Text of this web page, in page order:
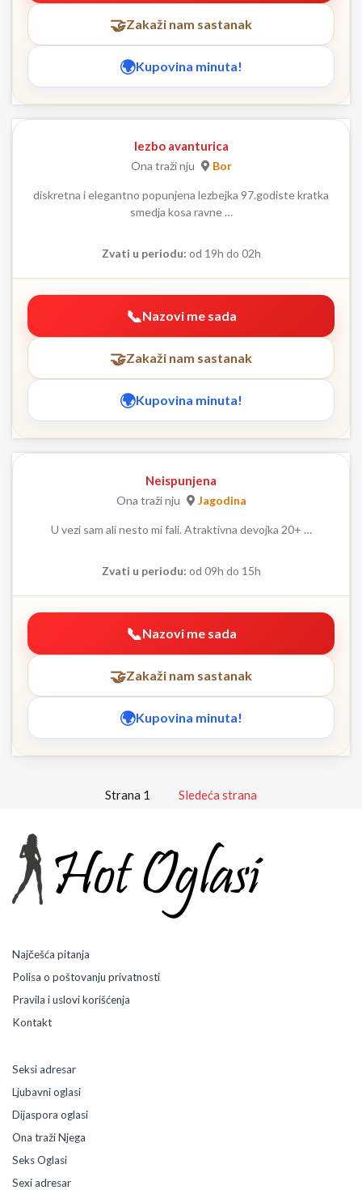
Zakaži nam sastanak
Kupovina minuta!
lezbo avanturica
Ona traži nju Bor
diskretna i elegantno popunjena lezbejka 97.godiste kratka
smedja kosa ravne …
Zvati u periodu: od 19h do 02h
Nazovi me sada
Zakaži nam sastanak
Kupovina minuta!
Neispunjena
Ona traži nju Jagodina
U vezi sam ali nesto mi fali. Atraktivna devojka 20+ …
Zvati u periodu: od 09h do 15h
Nazovi me sada
Zakaži nam sastanak
Kupovina minuta!
Strana 1 Sledeća strana
Najčešća pitanja
Polisa o poštovanju privatnosti
Pravila i uslovi korišćenja
Kontakt
Seksi adresar
Ljubavni oglasi
Dijaspora oglasi
Ona traži Njega
Seks Oglasi
Sexi adresar